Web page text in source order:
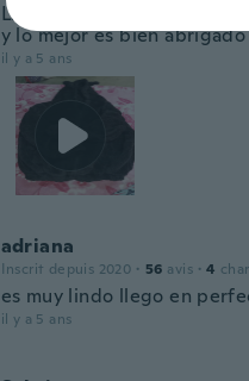
Llego antes de la fecha
y lo mejor es bien
il y a 5 ans
adriana
Inscrit depuis 2020 · 56 avis · 4
es muy lindo llego en
il y a 5 ans